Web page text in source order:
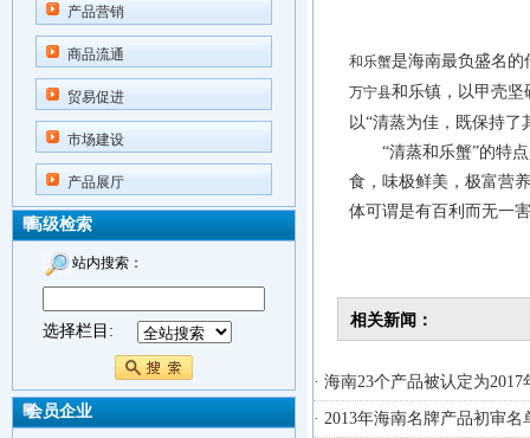
产品营销
商品流通
贸易促进
市场建设
产品展厅
高级检索
站内搜索：
选择栏目:
会员企业
和乐蟹是海南最负盛名的
万宁县和乐镇，以甲壳坚
以“清蒸为佳，既保持
“清蒸和乐蟹”的特点
食，味极鲜美，极富营
体可谓是有百利而无一
相关新闻：
· 海南23个产品被认定为
· 2013年海南名牌产品初审